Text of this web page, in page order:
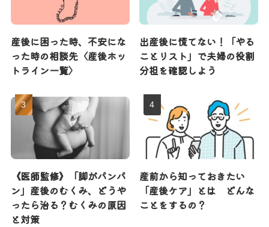
産後に困った時、不安にな
った時の相談先〈産後ホッ
トライン一覧〉
出産後に慌てない！「やる
ことリスト」で夫婦の役割
分担を確認しよう
《医師監修》「脚がパンパ
ン」産後のむくみ、どうや
ったら治る？むくみの原因
と対策
産前から知っておきたい
「産後ケア」とは どんな
ことをするの？